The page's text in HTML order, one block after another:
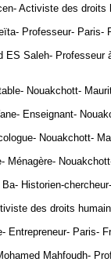
Activiste des droits
Professeur- Paris-
ES Saleh- Professeur
Nouakchott-
Enseignant-
Nouakchott-
Ménagère-
Historien-
des droits
Entrepreneur- Paris-
Mahfoudh-